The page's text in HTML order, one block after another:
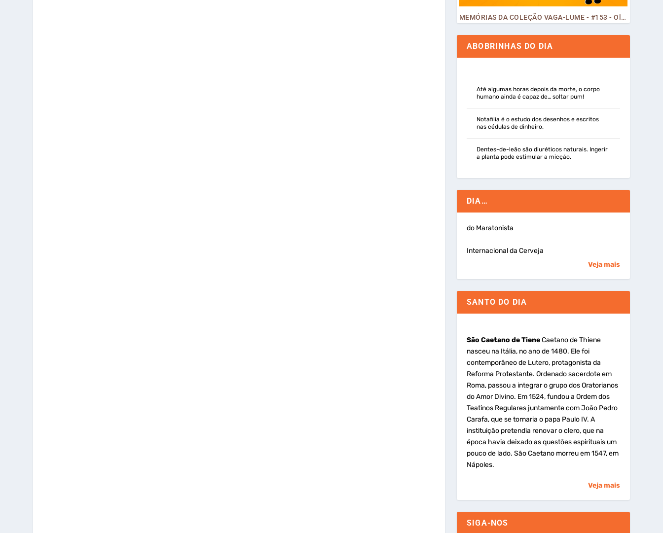
MEMÓRIAS DA COLEÇÃO VAGA-LUME - #153 - Olá, Curiosos! 2023
ABOBRINHAS DO DIA
Até algumas horas depois da morte, o corpo
humano ainda é capaz de… soltar pum!
Notafilia é o estudo dos desenhos e escritos
nas cédulas de dinheiro.
Dentes-de-leão são diuréticos naturais. Ingerir
a planta pode estimular a micção.
DIA…
do Maratonista
Internacional da Cerveja
Veja mais
SANTO DO DIA
São Caetano de TieneCaetano de Thiene
nasceu na Itália, no ano de 1480. Ele foi
contemporâneo de Lutero, protagonista da
Reforma Protestante. Ordenado sacerdote em
Roma, passou a integrar o grupo dos Oratorianos
do Amor Divino. Em 1524, fundou a Ordem dos
Teatinos Regulares juntamente com João Pedro
Carafa, que se tornaria o papa Paulo IV. A
instituição pretendia renovar o clero, que na
época havia deixado as questões espirituais um
pouco de lado. São Caetano morreu em 1547, em
Nápoles.
Veja mais
SIGA-NOS